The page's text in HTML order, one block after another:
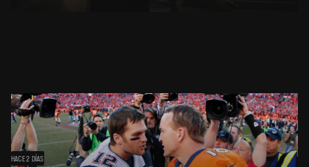
HACE 2 DÍAS